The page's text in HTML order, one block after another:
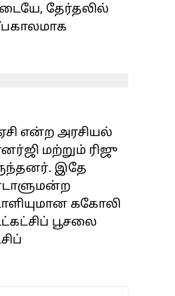
தேர்தலில்
என்ற அரசியல்
மற்றும் ரிஜு
இதே
ககோலி
பூசலை